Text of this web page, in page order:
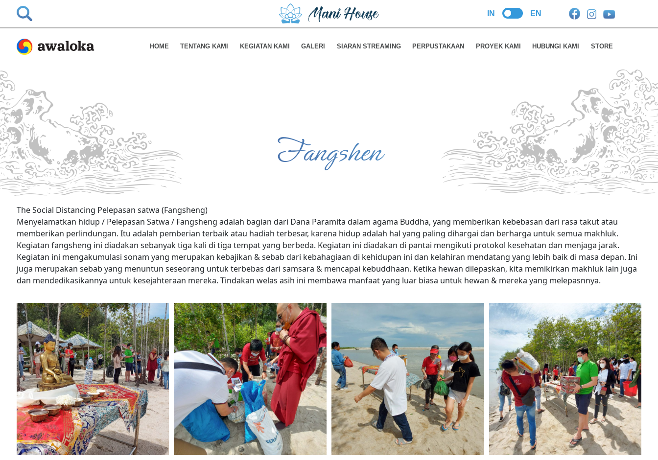
Search
IN EN
HOME TENTANG KAMI KEGIATAN KAMI GALERI SIARAN STREAMING PERPUSTAKAAN PROYEK KAMI HUBUNGI KAMI STORE
Fangshen
The Social Distancing Pelepasan satwa (Fangsheng)
Menyelamatkan hidup / Pelepasan Satwa / Fangsheng adalah bagian dari Dana Paramita dalam agama Buddha, yang memberikan kebebasan dari rasa takut atau
memberikan perlindungan. Itu adalah pemberian terbaik atau hadiah terbesar, karena hidup adalah hal yang paling dihargai dan berharga untuk semua makhluk.
Kegiatan fangsheng ini diadakan sebanyak tiga kali di tiga tempat yang berbeda. Kegiatan ini diadakan di pantai mengikuti protokol kesehatan dan menjaga jarak.
Kegiatan ini mengakumulasi sonam yang merupakan kebajikan & sebab dari kebahagiaan di kehidupan ini dan kelahiran mendatang yang lebih baik di masa depan. Ini
juga merupakan sebab yang menuntun seseorang untuk terbebas dari samsara & mencapai kebuddhaan. Ketika hewan dilepaskan, kita memikirkan makhluk lain juga
dan mendedikasikannya untuk kesejahteraan mereka. Tindakan welas asih ini membawa manfaat yang luar biasa untuk hewan & mereka yang melepasnnya.